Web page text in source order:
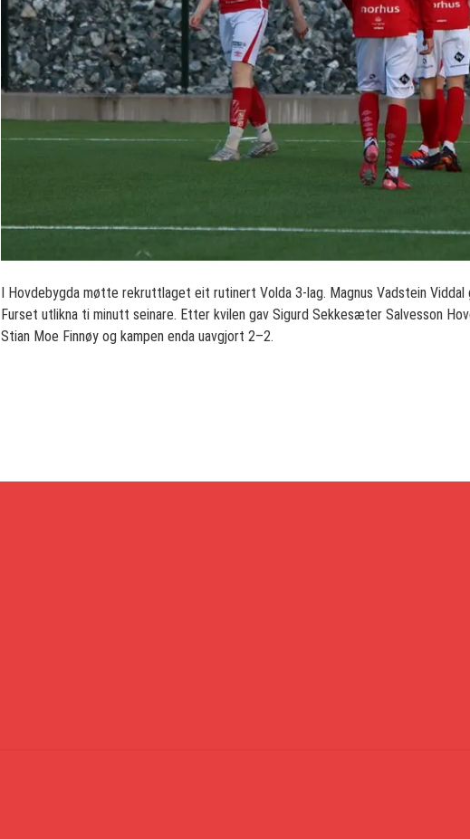
I Hovdebygda møtte rekruttlaget eit rutinert Volda 3-lag. Magnus Vadstein
Furset utlikna ti minutt seinare. Etter kvilen gav Sigurd Sekkesæter Salvesson
Stian Moe Finnøy og kampen enda uavgjort 2–2.